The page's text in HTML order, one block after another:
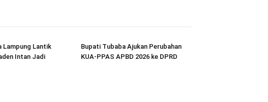
Lampung Lantik
Intan Jadi
Bupati Tubaba Ajukan Perubahan
KUA-PPAS APBD 2026 ke DPRD